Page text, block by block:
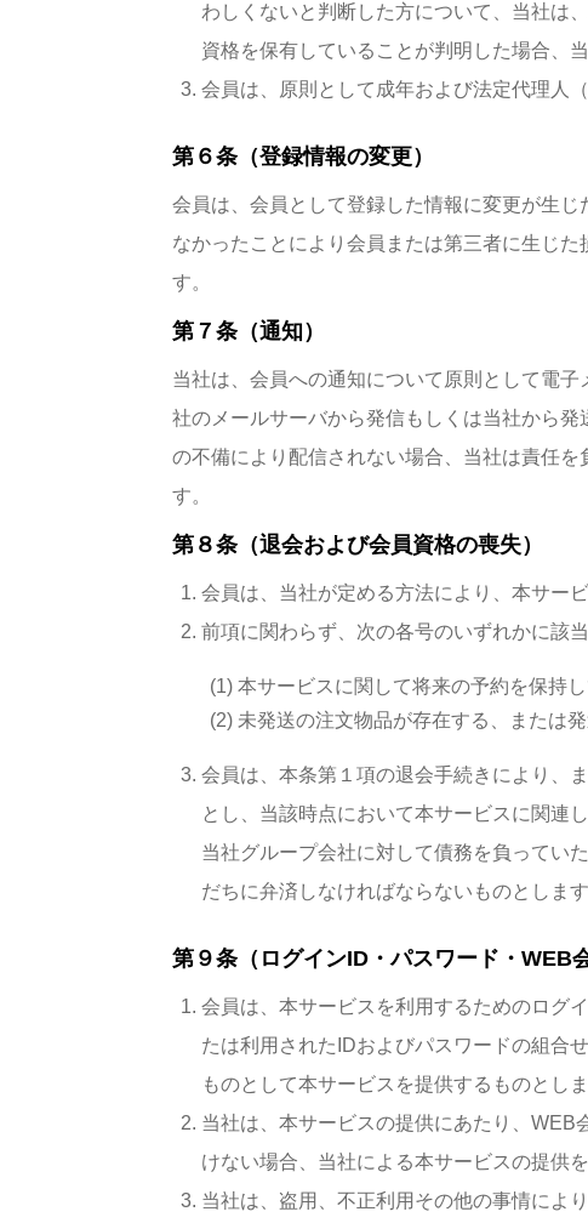
わしくないと判断した方について、当社は
資格を保有していることが判明した場合、
会員は、原則として成年および法定代理人
第６条（登録情報の変更）
会員は、会員として登録した情報に変更が生
なかったことにより会員または第三者に生じ
す。
第７条（通知）
当社は、会員への通知について原則として電
社のメールサーバから発信もしくは当社から
の不備により配信されない場合、当社は責任
す。
第８条（退会および会員資格の喪失）
会員は、当社が定める方法により、本サー
前項に関わらず、次の各号のいずれかに該
本サービスに関して将来の予約を保持
未発送の注文物品が存在する、または
会員は、本条第１項の退会手続きにより、
とし、当該時点において本サービスに関連
当社グループ会社に対して債務を負ってい
だちに弁済しなければならないものとします
第９条（ログインID・パスワード・WEB
会員は、本サービスを利用するためのログ
たは利用されたIDおよびパスワードの組合
ものとして本サービスを提供するものとしま
当社は、本サービスの提供にあたり、
けない場合、当社による本サービスの提供
当社は、盗用、不正利用その他の事情によ